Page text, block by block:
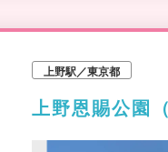
上野駅／東京都
上野恩賜公園